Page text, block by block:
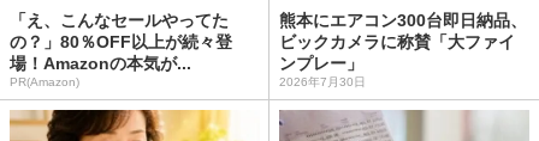
「え、こんなセールやってた
の？」80％OFF以上が続々登
場！Amazonの本気が...
PR(Amazon)
熊本にエアコン300台即日納品、
ビックカメラに称賛「大ファイ
ンプレー」
2026年7月30日